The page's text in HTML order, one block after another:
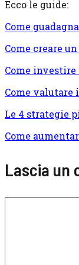
Ecco le guide:
Come
Come creare
Come
Come
Le 4 strategie
Come
Lascia un